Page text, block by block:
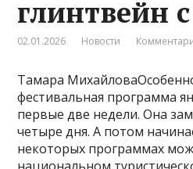
глинтвейн
02.01.2026 Новости
Тамара
фестивальная программа
первые две недели. Она
четыре дня. А потом
некоторых программах